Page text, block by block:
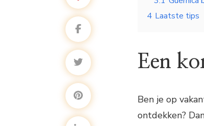
4 Laatste tips
Een
Ben je op
ontdekken?